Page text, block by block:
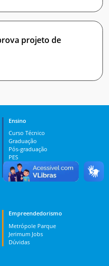
projeto de
Ensino
Curso Técnico
Graduação
Pós-graduação
PES
MOOC
Dúvidas
Empreendedorismo
Metrópole Parque
Jerimum Jobs
Dúvidas